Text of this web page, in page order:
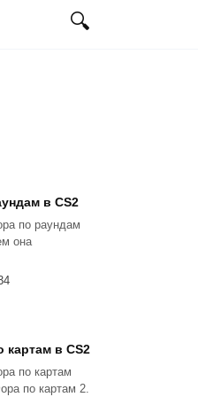
в CS2
по раундам
она
картам в CS2
по картам
по картам 2.